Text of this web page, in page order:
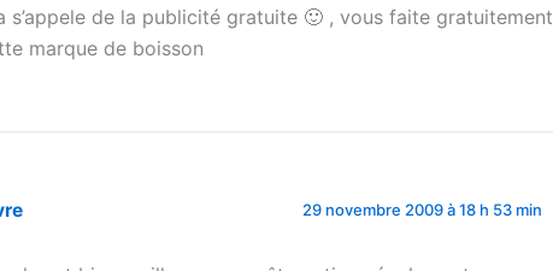
s’appele de la publicité gratuite 🙂 , vous faite gratuitement
marque de boisson
29 novembre 2009 à 18 h 53 min